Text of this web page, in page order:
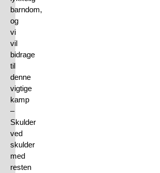
barndom,
og
vi
vil
bidrage
til
denne
vigtige
kamp
–
Skulder
ved
skulder
med
resten